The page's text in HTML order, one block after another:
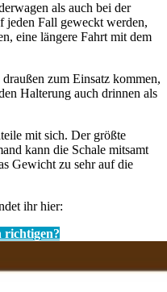
als auch bei der
jeden Fall geweckt werden,
eine längere Fahrt mit dem
zum Einsatz kommen,
Halterung auch drinnen als
mit sich. Der größte
kann die Schale mitsamt
Gewicht zu sehr auf die
ihr hier:
richtigen?